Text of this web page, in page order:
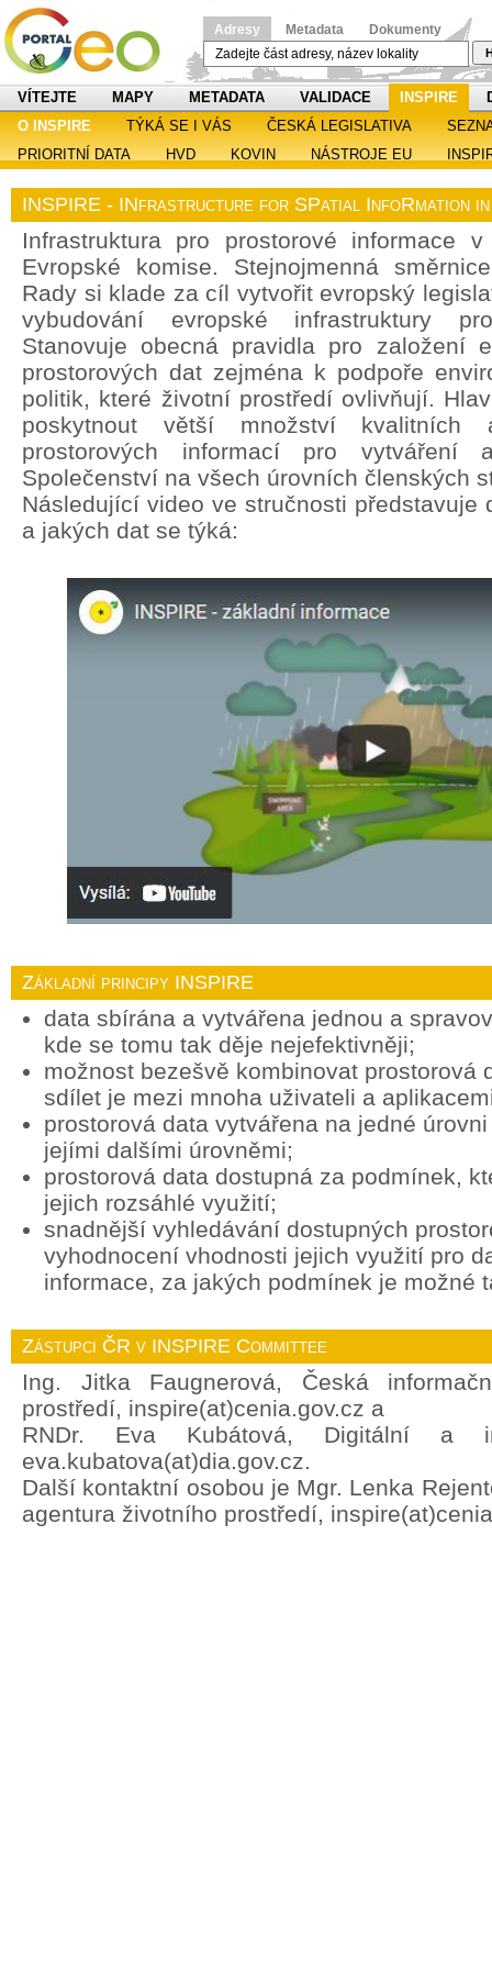
Adresy Metadata Dokumenty
VÍTEJTE MAPY METADATA VALIDACE INSPIRE
O INSPIRE
TÝKÁ SE I VÁS ČESKÁ LEGISLATIVA
PRIORITNÍ DATA
HVD KOVIN NÁSTROJE EU
INSPIRE - INfrastructure for SPatial InfoRmation
Infrastruktura pro prostorové informace
Evropské komise. Stejnojmenná
Rady si klade za cíl vytvořit evropský
vybudování evropské infrastruktury
Stanovuje obecná pravidla pro založení
prostorových dat zejména k podpoře
politik, které životní prostředí ovlivňují.
poskytnout větší množství kvalitních
prostorových informací pro vytváření
Společenství na všech úrovních členských
Následující video ve stručnosti představuje
a jakých dat se týká:
Základní principy INSPIRE
data sbírána a vytvářena jednou a
kde se tomu tak děje nejefektivněji;
možnost bezešvě kombinovat prostorová
sdílet je mezi mnoha uživateli a
prostorová data vytvářena na jedné
jejími dalšími úrovněmi;
prostorová data dostupná za podmínek,
jejich rozsáhlé využití;
snadnější vyhledávání dostupných
vyhodnocení vhodnosti jejich využití pro
informace, za jakých podmínek je možné
Zástupci ČR v INSPIRE Committee
Ing. Jitka Faugnerová, Česká
prostředí, inspire(at)cenia.gov.cz a
RNDr. Eva Kubátová, Digitální a
eva.kubatova(at)dia.gov.cz.
Další kontaktní osobou je Mgr. Lenka
agentura životního prostředí,